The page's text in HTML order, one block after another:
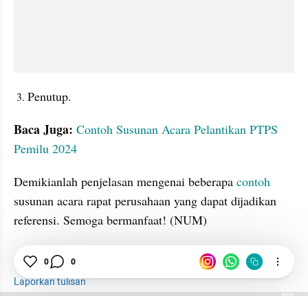
Penutup.
Baca Juga: Contoh Susunan Acara Pelantikan PTPS
Pemilu 2024
Demikianlah penjelasan mengenai beberapa contoh
susunan acara rapat perusahaan yang dapat dijadikan
referensi. Semoga bermanfaat! (NUM)
Contoh
Laporkan tulisan
0 0